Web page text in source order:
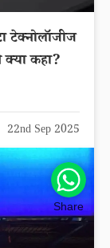
टेक्नोलॉजीज
क्या कहा?
22nd Sep 2025
Share